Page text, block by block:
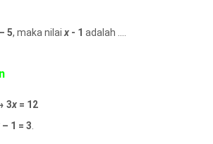
– 5, maka nilai x - 1 adalah ....
3x = 12
– 1 = 3